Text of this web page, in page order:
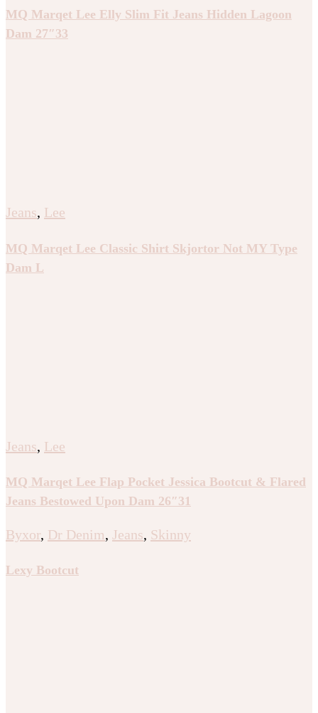
MQ Marqet Lee Elly Slim Fit Jeans Hidden Lagoon
Dam 27″33
Jeans, Lee
MQ Marqet Lee Classic Shirt Skjortor Not MY Type
Dam L
Jeans, Lee
MQ Marqet Lee Flap Pocket Jessica Bootcut & Flared
Jeans Bestowed Upon Dam 26″31
Byxor, Dr Denim, Jeans, Skinny
Lexy Bootcut